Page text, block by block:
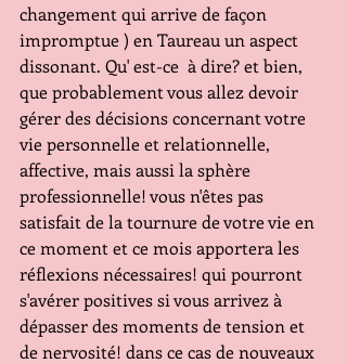
changement qui arrive de façon
impromptue ) en Taureau un aspect
dissonant. Qu' est-ce  à dire? et bien,
que probablement vous allez devoir
gérer des décisions concernant votre
vie personnelle et relationnelle,
affective, mais aussi la sphère
professionnelle! vous n'êtes pas
satisfait de la tournure de votre vie en
ce moment et ce mois apportera les
réflexions nécessaires! qui pourront
s'avérer positives si vous arrivez à
dépasser des moments de tension et
de nervosité! dans ce cas de nouveaux